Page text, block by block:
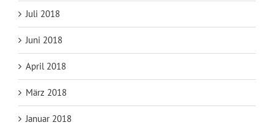
Juli 2018
Juni 2018
April 2018
März 2018
Januar 2018